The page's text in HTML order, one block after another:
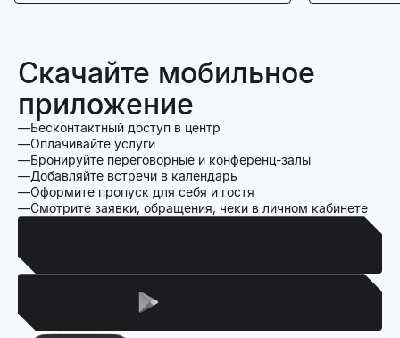
Скачайте мобильное
приложение
Бесконтактный доступ в центр
Оплачивайте услуги
Бронируйте переговорные и конференц-залы
Добавляйте встречи в календарь
Оформите пропуск для себя и гостя
Смотрите заявки, обращения, чеки в личном кабинете